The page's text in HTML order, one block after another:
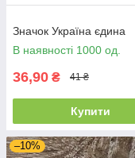
Значок Україна єдина
В наявності 1000 од.
36,90 ₴ 41 ₴
Купити
–10%